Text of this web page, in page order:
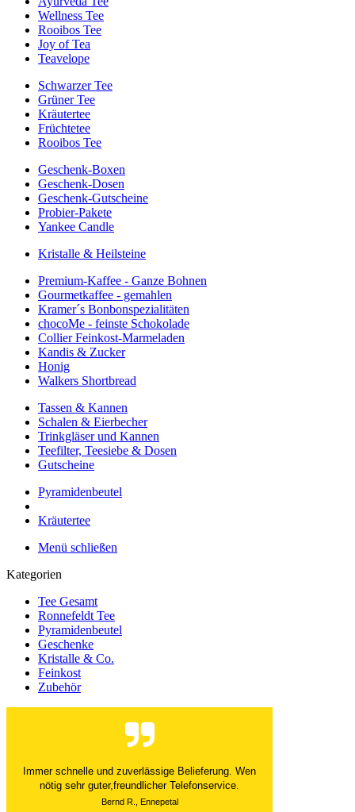
Wellness Tee
Rooibos Tee
Joy of Tea
Teavelope
Schwarzer Tee
Grüner Tee
Kräutertee
Früchtetee
Rooibos Tee
Geschenk-Boxen
Geschenk-Dosen
Geschenk-Gutscheine
Probier-Pakete
Yankee Candle
Kristalle & Heilsteine
Premium-Kaffee - Ganze Bohnen
Gourmetkaffee - gemahlen
Kramer´s Bonbonspezialitäten
chocoMe - feinste Schokolade
Collier Feinkost-Marmeladen
Kandis & Zucker
Honig
Walkers Shortbread
Tassen & Kannen
Schalen & Eierbecher
Trinkgläser und Kannen
Teefilter, Teesiebe & Dosen
Gutscheine
Pyramidenbeutel
Kräutertee
Menü schließen
Kategorien
Tee Gesamt
Ronnefeldt Tee
Pyramidenbeutel
Geschenke
Kristalle & Co.
Feinkost
Zubehör
Der Versand ist immer innerhalb von 24 Stunden
abgewickelt. Grossartig. Ich liebe die 1kg
Alubeutel.